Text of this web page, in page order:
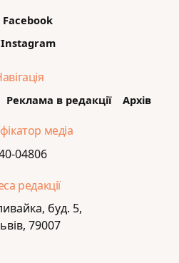
Facebook
Instagram
Реклама в редакції Архів
медіа
04806
редакції
буд. 5,
79007